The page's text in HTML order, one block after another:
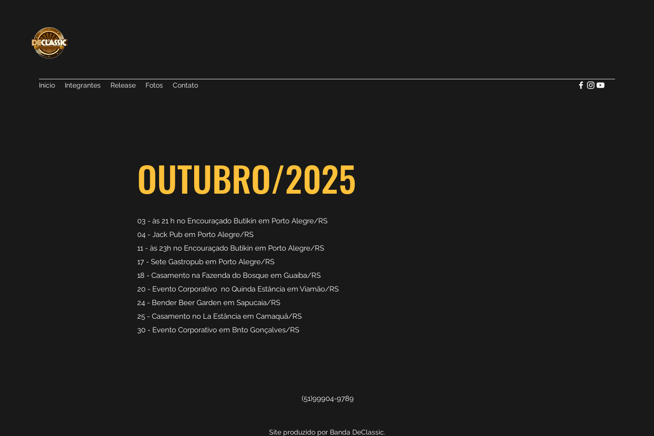
Início Integrantes Release Fotos Contato
OUTUBRO/2025
03 - às 21 h no Encouraçado Butikin em Porto Alegre/RS
04 - Jack Pub em Porto Alegre/RS
11 - às 23h no Encouraçado Butikin em Porto Alegre/RS
17 - Sete Gastropub em Porto Alegre/RS
18 - Casamento na Fazenda do Bosque em Guaíba/RS
20 - Evento Corporativo no Quinda Estância em Viamão/RS
24 - Bender Beer Garden em Sapucaia/RS
25 - Casamento no La Estância em Camaquâ/RS
30 - Evento Corporativo em Bnto Gonçalves/RS
(51)99904-9789
Site produzido por Banda DeClassic.